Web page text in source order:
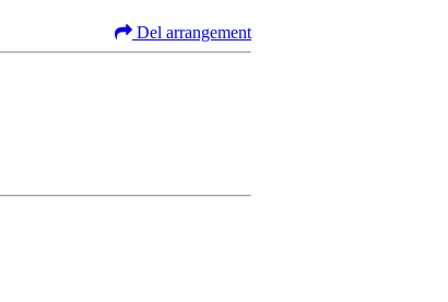
Del arrangement